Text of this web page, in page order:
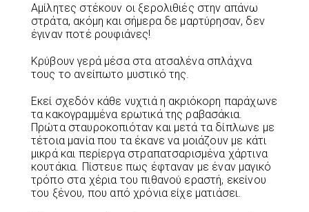
Αμίλητες στέκουν οι ξερολιθιές στην απάνω
στράτα, ακόμη και σήμερα δε μαρτύρησαν, δεν
έγιναν ποτέ ρουφιάνες!
Κρύβουν γερά μέσα στα ατσαλένα σπλάχνα
τους το ανείπωτο μυστικό της.
Εκεί σχεδόν κάθε νυχτιά η ακριόκορη παράχωνε
τα κακογραμμένα ερωτικά της ραβασάκια.
Πρώτα σταυροκοπιόταν και μετά τα δίπλωνε με
τέτοια μανία που τα έκανε να μοιάζουν με κάτι
μικρά και περίεργα στραπατσαρισμένα χάρτινα
κουτάκια. Πίστευε πως έφταναν με έναν μαγικό
τρόπο στα χέρια του πιθανού εραστή, εκείνου
του ξένου, που από χρόνια είχε ματιάσει.